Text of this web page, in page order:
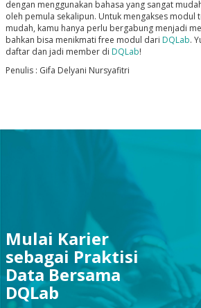
dengan menggunakan bahasa yang sangat
oleh pemula sekalipun. Untuk mengakses modul
mudah, kamu hanya perlu bergabung menjadi
bahkan bisa menikmati free modul dari DQLab.
daftar dan jadi member di DQLab!
Penulis : Gifa Delyani Nursyafitri
Mulai Karier
sebagai Praktisi
Data Bersama
DQLab